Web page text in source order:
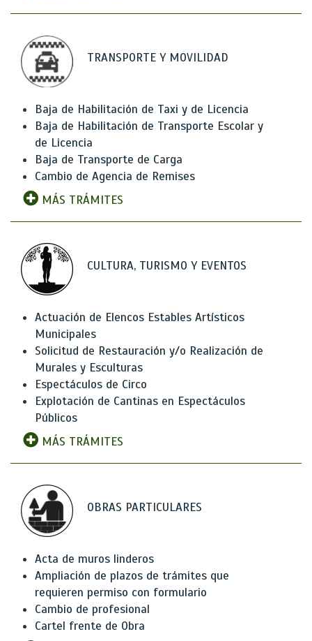
TRANSPORTE Y MOVILIDAD
Baja de Habilitación de Taxi y de Licencia
Baja de Habilitación de Transporte Escolar y
de Licencia
Baja de Transporte de Carga
Cambio de Agencia de Remises
MÁS TRÁMITES
CULTURA, TURISMO Y EVENTOS
Actuación de Elencos Estables Artísticos
Municipales
Solicitud de Restauración y/o Realización de
Murales y Esculturas
Espectáculos de Circo
Explotación de Cantinas en Espectáculos
Públicos
MÁS TRÁMITES
OBRAS PARTICULARES
Acta de muros linderos
Ampliación de plazos de trámites que
requieren permiso con formulario
Cambio de profesional
Cartel frente de Obra